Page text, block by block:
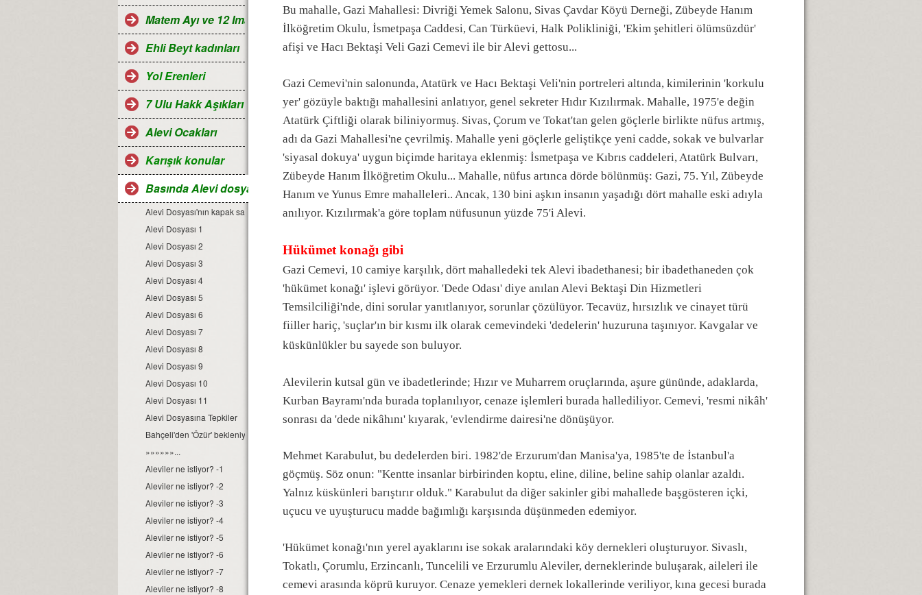
Matem Ayı ve 12 Imamlar
Ehli Beyt kadınları
Yol Erenleri
7 Ulu Hakk Aşıkları ve Halk ozanları
Alevi Ocakları
Karışık konular
Basında Alevi dosyaları
Alevi Dosyası'nın kapak sayfası
Alevi Dosyası 1
Alevi Dosyası 2
Alevi Dosyası 3
Alevi Dosyası 4
Alevi Dosyası 5
Alevi Dosyası 6
Alevi Dosyası 7
Alevi Dosyası 8
Alevi Dosyası 9
Alevi Dosyası 10
Alevi Dosyası 11
Alevi Dosyasına Tepkiler
Bahçeli'den 'Özür' bekleniyor
»»»»»»...
Aleviler ne istiyor? -1
Aleviler ne istiyor? -2
Aleviler ne istiyor? -3
Aleviler ne istiyor? -4
Aleviler ne istiyor? -5
Aleviler ne istiyor? -6
Aleviler ne istiyor? -7
Aleviler ne istiyor? -8
Bu mahalle, Gazi Mahallesi: Divriği Yemek Salonu, Sivas Çavdar Köyü Derneği, Zübeyde Hanım
İlköğretim Okulu, İsmetpaşa Caddesi, Can Türküevi, Halk Polikliniği, 'Ekim şehitleri ölümsüzdür'
afişi ve Hacı Bektaşi Veli Gazi Cemevi ile bir Alevi gettosu...
Gazi Cemevi'nin salonunda, Atatürk ve Hacı Bektaşi Veli'nin portreleri altında, kimilerinin 'korkulu
yer' gözüyle baktığı mahallesini anlatıyor, genel sekreter Hıdır Kızılırmak. Mahalle, 1975'e değin
Atatürk Çiftliği olarak biliniyormuş. Sivas, Çorum ve Tokat'tan gelen göçlerle birlikte nüfus artmış,
adı da Gazi Mahallesi'ne çevrilmiş. Mahalle yeni göçlerle geliştikçe yeni cadde, sokak ve bulvarlar
'siyasal dokuya' uygun biçimde haritaya eklenmiş: İsmetpaşa ve Kıbrıs caddeleri, Atatürk Bulvarı,
Zübeyde Hanım İlköğretim Okulu... Mahalle, nüfus artınca dörde bölünmüş: Gazi, 75. Yıl, Zübeyde
Hanım ve Yunus Emre mahalleleri.. Ancak, 130 bini aşkın insanın yaşadığı dört mahalle eski adıyla
anılıyor. Kızılırmak'a göre toplam nüfusunun yüzde 75'i Alevi.
Hükümet konağı gibi
Gazi Cemevi, 10 camiye karşılık, dört mahalledeki tek Alevi ibadethanesi; bir ibadethaneden çok
'hükümet konağı' işlevi görüyor. 'Dede Odası' diye anılan Alevi Bektaşi Din Hizmetleri
Temsilciliği'nde, dini sorular yanıtlanıyor, sorunlar çözülüyor. Tecavüz, hırsızlık ve cinayet türü
fiiller hariç, 'suçlar'ın bir kısmı ilk olarak cemevindeki 'dedelerin' huzuruna taşınıyor. Kavgalar ve
küskünlükler bu sayede son buluyor.
Alevilerin kutsal gün ve ibadetlerinde; Hızır ve Muharrem oruçlarında, aşure gününde, adaklarda,
Kurban Bayramı'nda burada toplanılıyor, cenaze işlemleri burada hallediliyor. Cemevi, 'resmi nikâh'
sonrası da 'dede nikâhını' kıyarak, 'evlendirme dairesi'ne dönüşüyor.
Mehmet Karabulut, bu dedelerden biri. 1982'de Erzurum'dan Manisa'ya, 1985'te de İstanbul'a
göçmüş. Söz onun: "Kentte insanlar birbirinden koptu, eline, diline, beline sahip olanlar azaldı.
Yalnız küskünleri barıştırır olduk." Karabulut da diğer sakinler gibi mahallede başgösteren içki,
uçucu ve uyuşturucu madde bağımlığı karşısında düşünmeden edemiyor.
'Hükümet konağı'nın yerel ayaklarını ise sokak aralarındaki köy dernekleri oluşturuyor. Sivaslı,
Tokatlı, Çorumlu, Erzincanlı, Tuncelili ve Erzurumlu Aleviler, derneklerinde buluşarak, aileleri ile
cemevi arasında köprü kuruyor. Cenaze yemekleri dernek lokallerinde veriliyor, kına gecesi burada